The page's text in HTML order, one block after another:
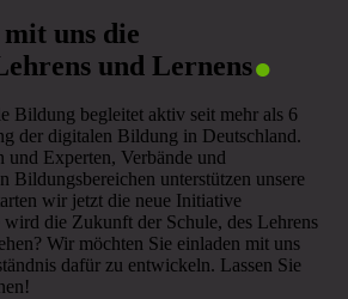
uns die
und Lernens.
Bildung begleitet aktiv seit mehr als 6
der digitalen Bildung in Deutschland.
und Experten, Verbände und
Bildungsbereichen unterstützen unsere
wir jetzt die neue Initiative
die Zukunft der Schule, des Lehrens
Wir möchten Sie einladen mit uns
dafür zu entwickeln. Lassen Sie